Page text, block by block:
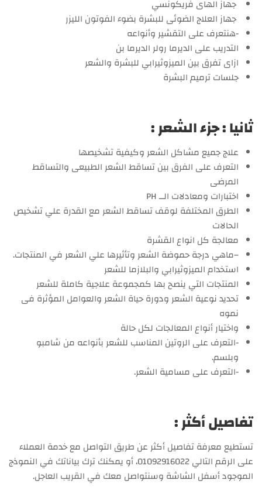
جهاز الهاى فريكونسي
جهاز العلاج الضوئى للبشرة بضوء الفوتون الليزر
-هنتعرف على التقشير وأنواعه
التدريب على الديرما رولر الديرما بن
ازاى تفرق بين الميزوثيرابي للبشرة والشعر
جلسات ترميم البشرة
ثانيا : جزء الشعر :
علاج جميع مشاكل الشعر وكيفية تشخيصها
التعرف على الفرق بين تساقط الشعر الطبيعى والتساقط
المرضى
اختبارات ومعادلات الــ PH
الطرق المختلفة لوقف تساقط الشعر مع القدرة علي تشخيص
الحالات
معالجة كل انواع القشرة
–ماهي درجة حموضة الشعر وتأثيرها علي الشعر في المنتجات.
استخدام الميزوثيرابي والبلازما للشعر
المنتجات التي ينصح بها كمجموعة علاجية كاملة للشعر
تحديد نوعية الشعر ودورة حياة الشعر والعوامل المؤثرة فى
نموه
واختيار أنواع المعالجات لكل حالة
-التعرف على الروتين المناسب للشعر بأنواعه من شامبو
وبلسم.
-التعرف على مسامية الشعر.
تفاصيل أكثر :
تستطيع معرفة تفاصيل أكثر عن طريق التواصل مع خدمة العملاء
على الرقم التالي 01092916022، أو يمكنك ترك بياناتك في النموذج
الموجود أسفل الشاشة وسنتواصل معك في القريب العاجل.